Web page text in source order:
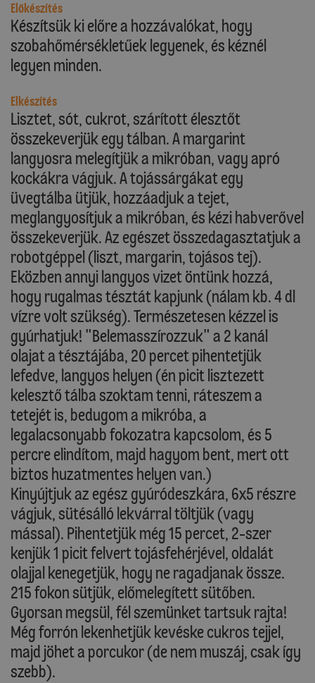
Előkészítés
Készítsük ki előre a hozzávalókat, hogy
szobahőmérsékletűek legyenek, és kéznél
legyen minden.
Elkészítés
Lisztet, sót, cukrot, szárított élesztőt
összekeverjük egy tálban. A margarint
langyosra melegítjük a mikróban, vagy apró
kockákra vágjuk. A tojássárgákat egy
üvegtálba ütjük, hozzáadjuk a tejet,
meglangyosítjuk a mikróban, és kézi habverővel
összekeverjük. Az egészet összedagasztatjuk a
robotgéppel (liszt, margarin, tojásos tej).
Eközben annyi langyos vizet öntünk hozzá,
hogy rugalmas tésztát kapjunk (nálam kb. 4 dl
vízre volt szükség). Természetesen kézzel is
gyúrhatjuk! "Belemasszírozzuk" a 2 kanál
olajat a tésztájába, 20 percet pihentetjük
lefedve, langyos helyen (én picit lisztezett
kelesztő tálba szoktam tenni, ráteszem a
tetejét is, bedugom a mikróba, a
legalacsonyabb fokozatra kapcsolom, és 5
percre elindítom, majd hagyom bent, mert ott
biztos huzatmentes helyen van.)
Kinyújtjuk az egész gyúródeszkára, 6x5 részre
vágjuk, sütésálló lekvárral töltjük (vagy
mással). Pihentetjük még 15 percet, 2-szer
kenjük 1 picit felvert tojásfehérjével, oldalát
olajjal kenegetjük, hogy ne ragadjanak össze.
215 fokon sütjük, előmelegített sütőben.
Gyorsan megsül, fél szemünket tartsuk rajta!
Még forrón lekenhetjük kevéske cukros tejjel,
majd jöhet a porcukor (de nem muszáj, csak így
szebb).